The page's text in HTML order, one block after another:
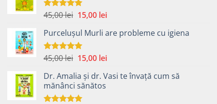
Evaluat la
45,00lei Prețul
a
fost:
45,00 lei.
15,00 leiPrețul
este:
Purcelușul Murli are probleme cu igiena
Evaluat la
45,00lei Prețul
a
fost:
45,00 lei.
15,00 leiPrețul
este:
Dr. Amalia și dr. Vasi te învață cum să
mănânci sănătos